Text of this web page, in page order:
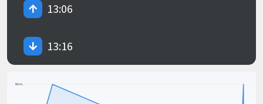
13:06
13:16